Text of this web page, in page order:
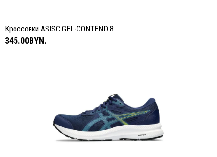
Кроссовки ASISC GEL-CONTEND 8
345.00BYN.